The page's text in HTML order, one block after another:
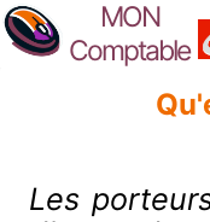
MON
Comptable
Les